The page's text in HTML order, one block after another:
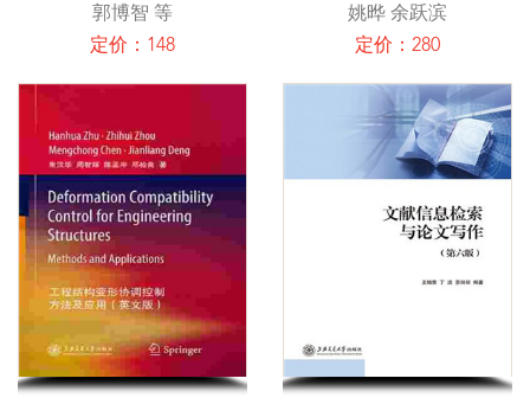
郭博智 等
定价：148
姚晔 余跃滨
定价：280